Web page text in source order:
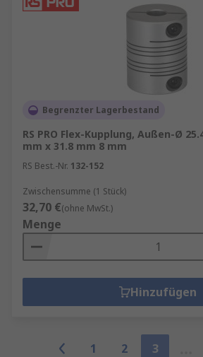
Begrenzter Lagerbestand
RS PRO Flex-Kupplung, Außen-Ø
mm x 31.8 mm 8 mm
RS Best.-Nr. 132-152
Zwischensumme (1 Stück)
32,70 €(ohne MwSt.)
Menge
Hinzufügen
1 2 3